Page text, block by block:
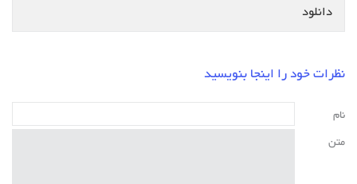
دانلود
نظرات خود را اینجا بنویسید
نام
متن